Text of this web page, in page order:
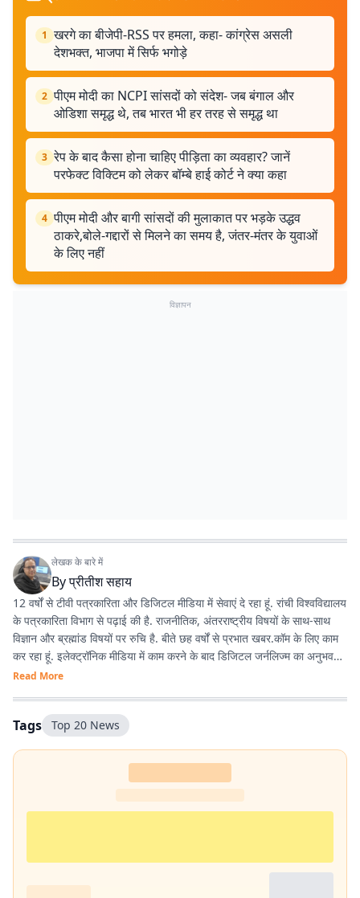
1 खरगे का बीजेपी-RSS पर हमला, कहा- कांग्रेस असली
देशभक्त, भाजपा में सिर्फ भगोड़े
2 पीएम मोदी का NCPI सांसदों को संदेश- जब बंगाल और
ओडिशा समृद्ध थे, तब भारत भी हर तरह से समृद्ध था
3 रेप के बाद कैसा होना चाहिए पीड़िता का व्यवहार? जानें
परफेक्ट विक्टिम को लेकर बॉम्बे हाई कोर्ट ने क्या कहा
4 पीएम मोदी और बागी सांसदों की मुलाकात पर भड़के उद्धव
ठाकरे,बोले-गद्दारों से मिलने का समय है, जंतर-मंतर के युवाओं
के लिए नहीं
विज्ञापन
लेखक के बारे में
Byप्रीतीश सहाय
12 वर्षों से टीवी पत्रकारिता और डिजिटल मीडिया में सेवाएं दे रहा हूं. रांची विश्वविद्यालय
के पत्रकारिता विभाग से पढ़ाई की है. राजनीतिक, अंतरराष्ट्रीय विषयों के साथ-साथ
विज्ञान और ब्रह्मांड विषयों पर रुचि है. बीते छह वर्षों से प्रभात खबर.कॉम के लिए काम
कर रहा हूं. इलेक्ट्रॉनिक मीडिया में काम करने के बाद डिजिटल जर्नलिज्म का अनुभव
काफी अच्छा रहा है.
Read More
Tags Top 20 News